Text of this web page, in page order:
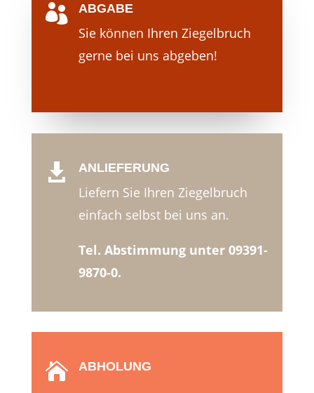
 ABGABE
Sie können Ihren Ziegelbruch
gerne bei uns abgeben!
 ANLIEFERUNG
Liefern Sie Ihren Ziegelbruch
einfach selbst bei uns an.
Tel. Abstimmung unter 09391-
9870-0.
 ABHOLUNG